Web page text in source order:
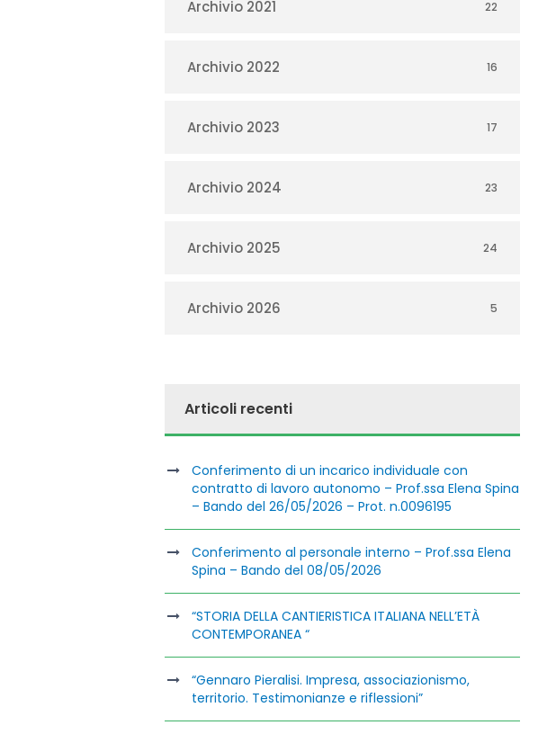
Archivio 2021 22
Archivio 2022 16
Archivio 2023 17
Archivio 2024 23
Archivio 2025 24
Archivio 2026 5
Articoli recenti
Conferimento di un incarico individuale con
contratto di lavoro autonomo – Prof.ssa Elena Spina
– Bando del 26/05/2026 – Prot. n.0096195
Conferimento al personale interno – Prof.ssa Elena
Spina – Bando del 08/05/2026
“STORIA DELLA CANTIERISTICA ITALIANA NELL’ETÀ
CONTEMPORANEA “
“Gennaro Pieralisi. Impresa, associazionismo,
territorio. Testimonianze e riflessioni”